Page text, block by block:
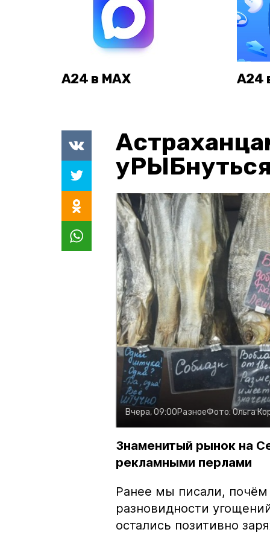
А24 в MAX А24
Вчера, 09:00РазноеФото:Ольга
Знаменитый рынок на
рекламными перлами
Ранее мы писали,
разновидности
остались позитивно